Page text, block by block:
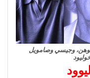
وجيسي وصامويل